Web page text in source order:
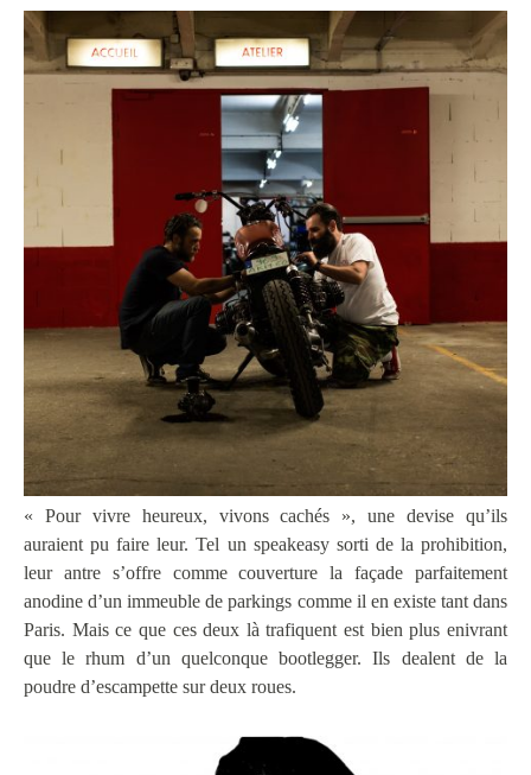
« Pour vivre heureux, vivons cachés », une devise qu’ils
auraient pu faire leur. Tel un speakeasy sorti de la prohibition,
leur antre s’offre comme couverture la façade parfaitement
anodine d’un immeuble de parkings comme il en existe tant dans
Paris. Mais ce que ces deux là trafiquent est bien plus enivrant
que le rhum d’un quelconque bootlegger. Ils dealent de la
poudre d’escampette sur deux roues.